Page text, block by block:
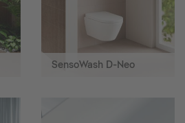
SensoWash D-Neo